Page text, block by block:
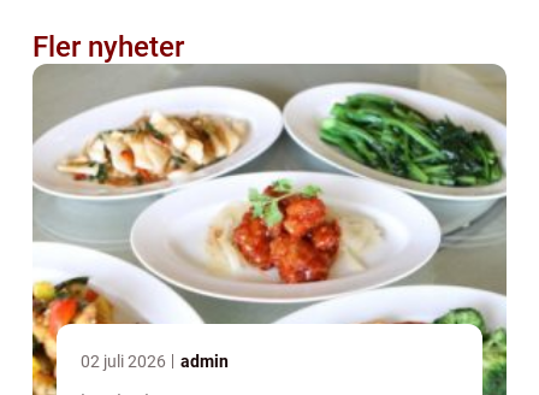
Fler nyheter
02 juli 2026 admin